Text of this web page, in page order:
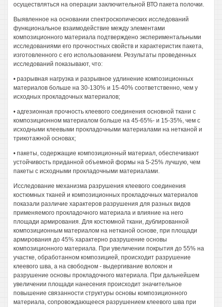
осуществляться на операции заключительной ВТО пакета полочки.
Выявленное на основании спектроскопических исследований
функциональное взаимодействие между элементами
композиционного материала подтверждено экспериментальными
исследованиями его прочностных свойств и характеристик пакета,
изготовленного с его использованием. Результаты проведенных
исследований показывают, что:
• разрывная нагрузка и разрывное удлинение композиционных
материалов больше на 30-130% и 15-40% соответственно, чем у
исходных прокладочных материалов;
• адгезионная прочность клеевого соединения основной ткани с
композиционном материалом больше на 45-65%- и 15-35%, чем с
исходными клеевыми прокладочными материалами на нетканой и
трикотажной основах;
• пакеты, содержащие композиционный материал, обеспечивают
устойчивость приданной объемной формы на 5-25% лучшую, чем
пакеты с исходными прокладочными материалами.
Исследование механизма разрушения клеевого соединения
костюмных тканей и композиционных прокладочных материалов
показали различие характеров разрушения для разных видов
применяемого прокладочного материала и влияние на него
площади армирования. Для костюмной ткани, дублированной
композиционным материалом на нетканой основе, при площади
армирования до 45% характерно разрушение основы
композиционного материала. При увеличении покрытия до 55% на
участке, обработанном композицией, происходит разрушение
клеевого шва, а на свободном - выдергивание волокон и
разрушение основы прокладочного материала. При дальнейшем
увеличении площади нанесения происходит значительное
повышение связанности структуры основы композиционного
материала, сопровождающееся разрушением клеевого шва при